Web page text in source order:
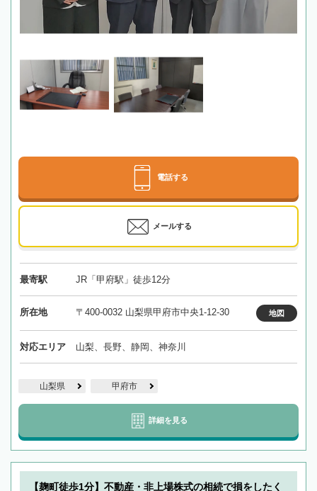
電話する
メールする
最寄駅 JR「甲府駅」徒歩12分
所在地 〒400-0032 山梨県甲府市中央1-12-30 地図
対応エリア 山梨、長野、静岡、神奈川
山梨県 甲府市
詳細を見る
【麹町徒歩1分】不動産・非上場株式の相続で損をしたく